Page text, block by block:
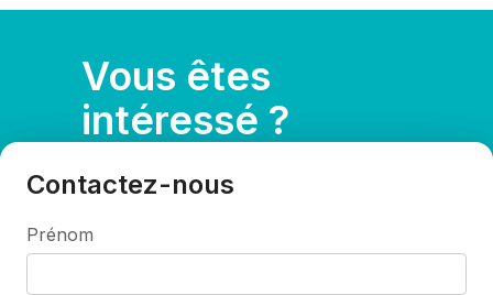
Vous êtes
intéressé ?
Contactez-nous
Prénom